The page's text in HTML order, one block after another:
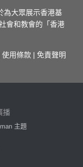
為大眾展示香港基
會和教會的「香港
使用條款 | 免責聲明
播
主題